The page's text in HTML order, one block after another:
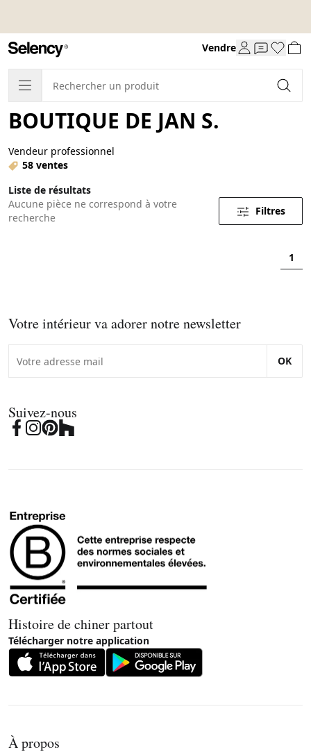
Vendre
BOUTIQUE DE JAN S.
Vendeur professionnel
58 ventes
Liste de résultats
Aucune pièce ne correspond à votre
recherche
Filtres
1
Votre intérieur va adorer notre newsletter
OK
Suivez-nous
Histoire de chiner partout
Télécharger notre application
À propos